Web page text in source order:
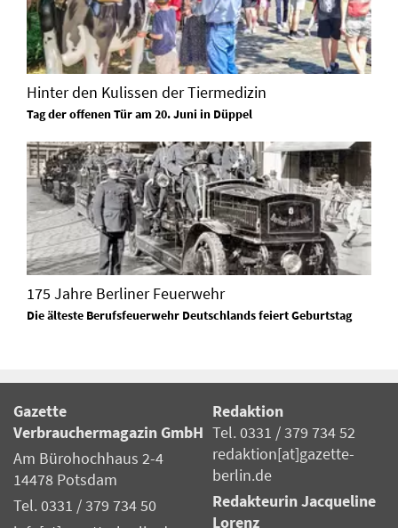
Hinter den Kulissen der Tiermedizin
Tag der offenen Tür am 20. Juni in Düppel
175 Jahre Berliner Feuerwehr
Die älteste Berufsfeuerwehr Deutschlands feiert Geburtstag
Gazette
Verbrauchermagazin GmbH
Am Bürohochhaus 2-4
14478 Potsdam
Tel. 0331 / 379 734 50
Redaktion
Tel. 0331 / 379 734 52
redaktion[at]gazette-
berlin.de
Redakteurin Jacqueline
Lorenz